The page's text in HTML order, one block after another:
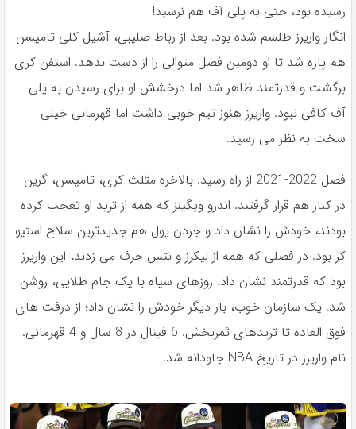
رسيده بود، حتى به پلى آف هم نرسيد!
انگار واريرز طلسم شده بود. بعد از رباط صليبى، آشيل كلى تامپسن
هم پاره شد تا او دومين فصل متوالى را از دست بدهد. استفن كرى
برگشت و قدرتمند ظاهر شد اما درخشش او براى رسيدن به پلى
آف كافى نبود. واريرز هنوز تيم خوبى داشت اما قهرمانى خيلى
سخت به نظر مى رسيد.
فصل 2022-2021 از راه رسيد. بالاخره مثلث كرى، تامپسن، گرين
در كنار هم قرار گرفتند. اندرو ويگينز كه همه از تريد او تعجب كرده
بودند، خودش را نشان داد و جردن پول هم جديدترين سلاح استيو
كر بود. در فصلى كه همه از ليكرز و نتس حرف مى زدند، اين واريرز
بود كه قدرتمند نشان داد. روزهاى سياه با يک جام طلايى، روشن
شد. يک سازمان خوب، بار ديگر خودش را نشان داد؛ از درفت هاى
فوق العاده تا تريدهاى ثمربخش. 6 فينال در 8 سال و 4 قهرمانى.
نام واريرز در تاريخ NBA جاودانه شد.